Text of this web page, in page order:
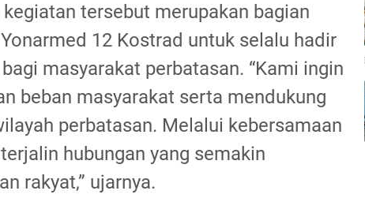
tersebut merupakan bagian
12 Kostrad untuk selalu hadir
masyarakat perbatasan. “Kami ingin
beban masyarakat serta mendukung
perbatasan. Melalui kebersamaan
hubungan yang semakin
rakyat,” ujarnya.